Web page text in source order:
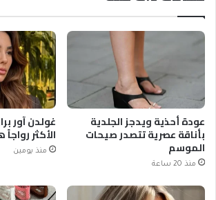
عودة أحذية ويدجز الجلدية
بأناقة عصرية تتصدر صيحات
الموسم
منذ 20 ساعة
غولدن آور
الأكثر
منذ يومين